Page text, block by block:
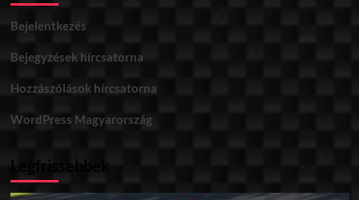
Bejelentkezés
Bejegyzések hírcsatorna
Hozzászólások hírcsatorna
WordPress Magyarország
Legfrissebbek